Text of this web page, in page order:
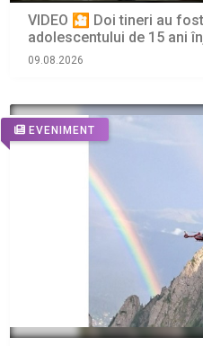
VIDEO 🎦 Doi tineri au
adolescentului de 15 ani
09.08.2026
EVENIMENT